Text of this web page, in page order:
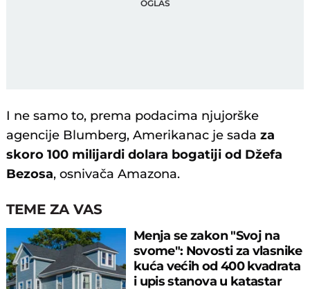
I ne samo to, prema podacima njujorške
agencije Blumberg, Amerikanac je sadaza
skoro 100 milijardi dolara bogatiji od Džefa
Bezosa, osnivača Amazona.
TEME ZA VAS
Menja se zakon "Svoj na
svome": Novosti za vlasnike
kuća većih od 400 kvadrata
i upis stanova u katastar